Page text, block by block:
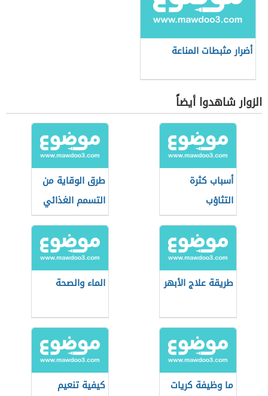
أضرار مثبطات المناعة
الزوار شاهدوا أيضاً
أسباب كثرة
التثاؤب
طرق الوقاية من
التسمم الغذائي
طريقة علاج الأبهر الماء والصحة
ما وظيفة كريات
كيفية تنعيم